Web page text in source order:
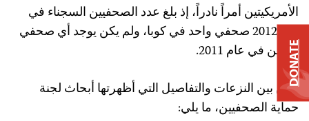
الأمريكيتين أمراً نادراً، إذ بلغ عدد الصحفيين السجناء في
عام 2012 صحفي واحد في كوبا، ولم يكن يوجد أي صحفي
سجين في عام 2011.
ومن بين النزعات والتفاصيل التي أظهرتها أبحاث لجنة
حماية الصحفيين، ما يلي:
DONATE